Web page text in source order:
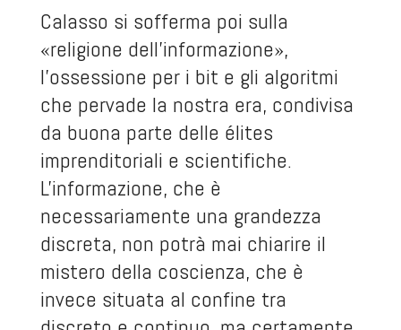
Calasso si sofferma poi sulla
«religione dell'informazione»,
l'ossessione per i bit e gli algoritmi
che pervade la nostra era, condivisa
da buona parte delle élites
imprenditoriali e scientifiche.
L'informazione, che è
necessariamente una grandezza
discreta, non potrà mai chiarire il
mistero della coscienza, che è
invece situata al confine tra